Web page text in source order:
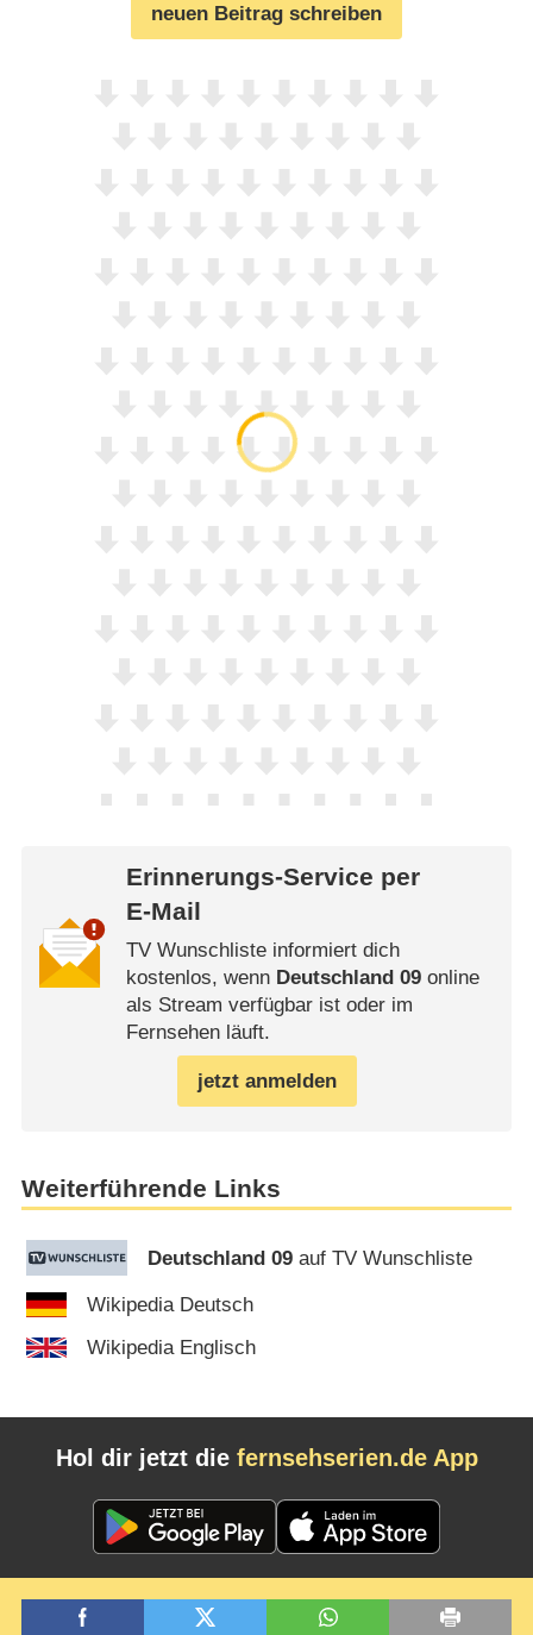
neuen Beitrag schreiben
Erinnerungs-Service per
E-Mail
TV Wunschliste informiert dich
kostenlos, wenn Deutschland 09online
als Stream verfügbar ist oder im
Fernsehen läuft.
jetzt anmelden
Weiterführende Links
Deutschland 09 auf TV Wunschliste
Wikipedia Deutsch
Wikipedia Englisch
Hol dir jetzt die fernsehserien.de App